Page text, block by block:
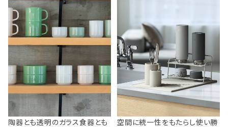
陶器とも透明のガラス食器とも
空間に統一性をもたらし使い勝